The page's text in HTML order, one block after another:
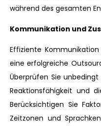
während des gesamten
Kommunikation und
Effiziente
eine erfolgreiche
Überprüfen Sie
Reaktionsfähigkeit und
Berücksichtigen Sie
Zeitzonen und